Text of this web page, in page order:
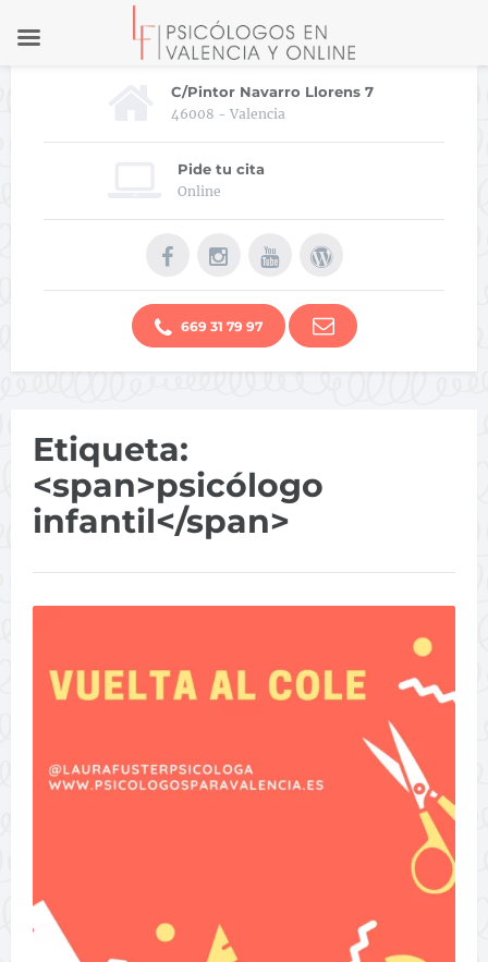
C/Pintor Navarro Llorens 7
46008 - Valencia
Pide tu cita
Online
669 31 79 97
Etiqueta:
<span>psicólogo
infantil</span>